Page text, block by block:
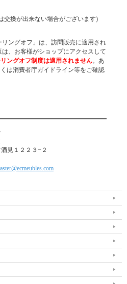
交換が出来ない場合がございます)
ングオフ」は、訪問販売に適用され
、お客様がショップにアクセスして
ングオフ制度は適用されません。あ
は消費者庁ガイドライン等をご確認
見１２２３−２